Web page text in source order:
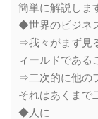
簡単に解説しま
◆世界のビジネ
⇒我々がまず見
ィールドである
⇒二次的に他の
それはあくまで
◆人に